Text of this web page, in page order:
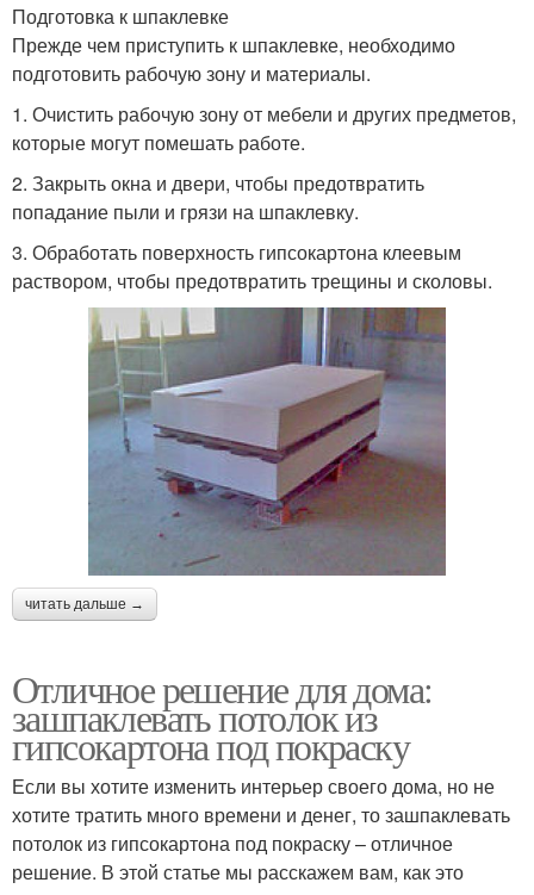
Подготовка к шпаклевке
Прежде чем приступить к шпаклевке, необходимо
подготовить рабочую зону и материалы.
1. Очистить рабочую зону от мебели и других предметов,
которые могут помешать работе.
2. Закрыть окна и двери, чтобы предотвратить
попадание пыли и грязи на шпаклевку.
3. Обработать поверхность гипсокартона клеевым
раствором, чтобы предотвратить трещины и сколовы.
читать дальше →
Отличное решение для дома:
зашпаклевать потолок из
гипсокартона под покраску
Если вы хотите изменить интерьер своего дома, но не
хотите тратить много времени и денег, то зашпаклевать
потолок из гипсокартона под покраску – отличное
решение. В этой статье мы расскажем вам, как это